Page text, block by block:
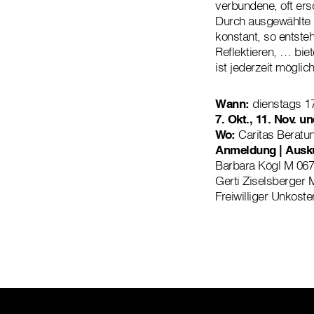
verbundene, oft
Durch
konstant, so
Reflektieren, …
ist jederzeit möglich.
Wann: dienstags
7. Okt., 11. Nov.
Wo: Caritas
Anmeldung |
Barbara Kögl M
Gerti Ziselsberger
Freiwilliger